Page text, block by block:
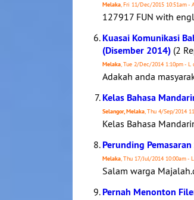
Melaka, Fri 11/Dec/2015 10:51am -
127917 FUN with
Kuasai Komunikasi
(Disember 2014) (2
Melaka, Tue 2/Dec/2014 1:10pm - L
Adakah anda
Kelas Bahasa
Selangor, Melaka, Thu 4/Sep/2014
Kelas Bahasa
Perunding
Melaka, Thu 17/Jul/2014 10:00am -
Salam warga
Pernah Menonton